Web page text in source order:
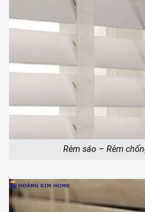
Rèm sáo – Rèm